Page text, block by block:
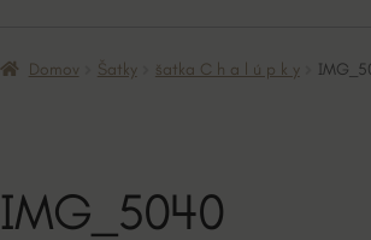
Domov Šatky šatka C h a l ú p k y
IMG_5040